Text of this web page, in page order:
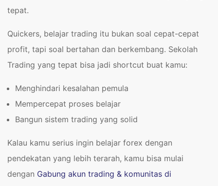
tepat.
Quickers, belajar trading itu bukan soal cepat-cepat
profit, tapi soal bertahan dan berkembang. Sekolah
Trading yang tepat bisa jadi shortcut buat kamu:
Menghindari kesalahan pemula
Mempercepat proses belajar
Bangun sistem trading yang solid
Kalau kamu serius ingin belajar forex dengan
pendekatan yang lebih terarah, kamu bisa mulai
dengan Gabung akun trading & komunitas di